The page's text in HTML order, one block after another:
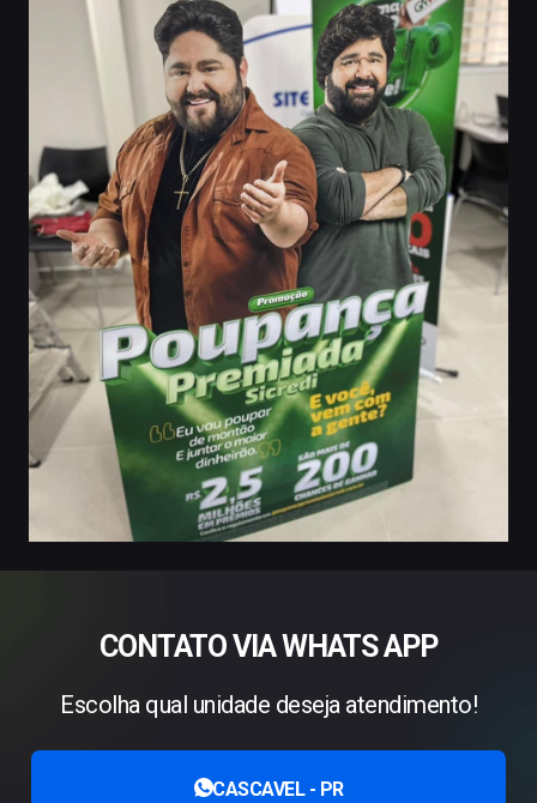
CONTATO VIA WHATS APP
Escolha qual unidade deseja atendimento!
CASCAVEL - PR